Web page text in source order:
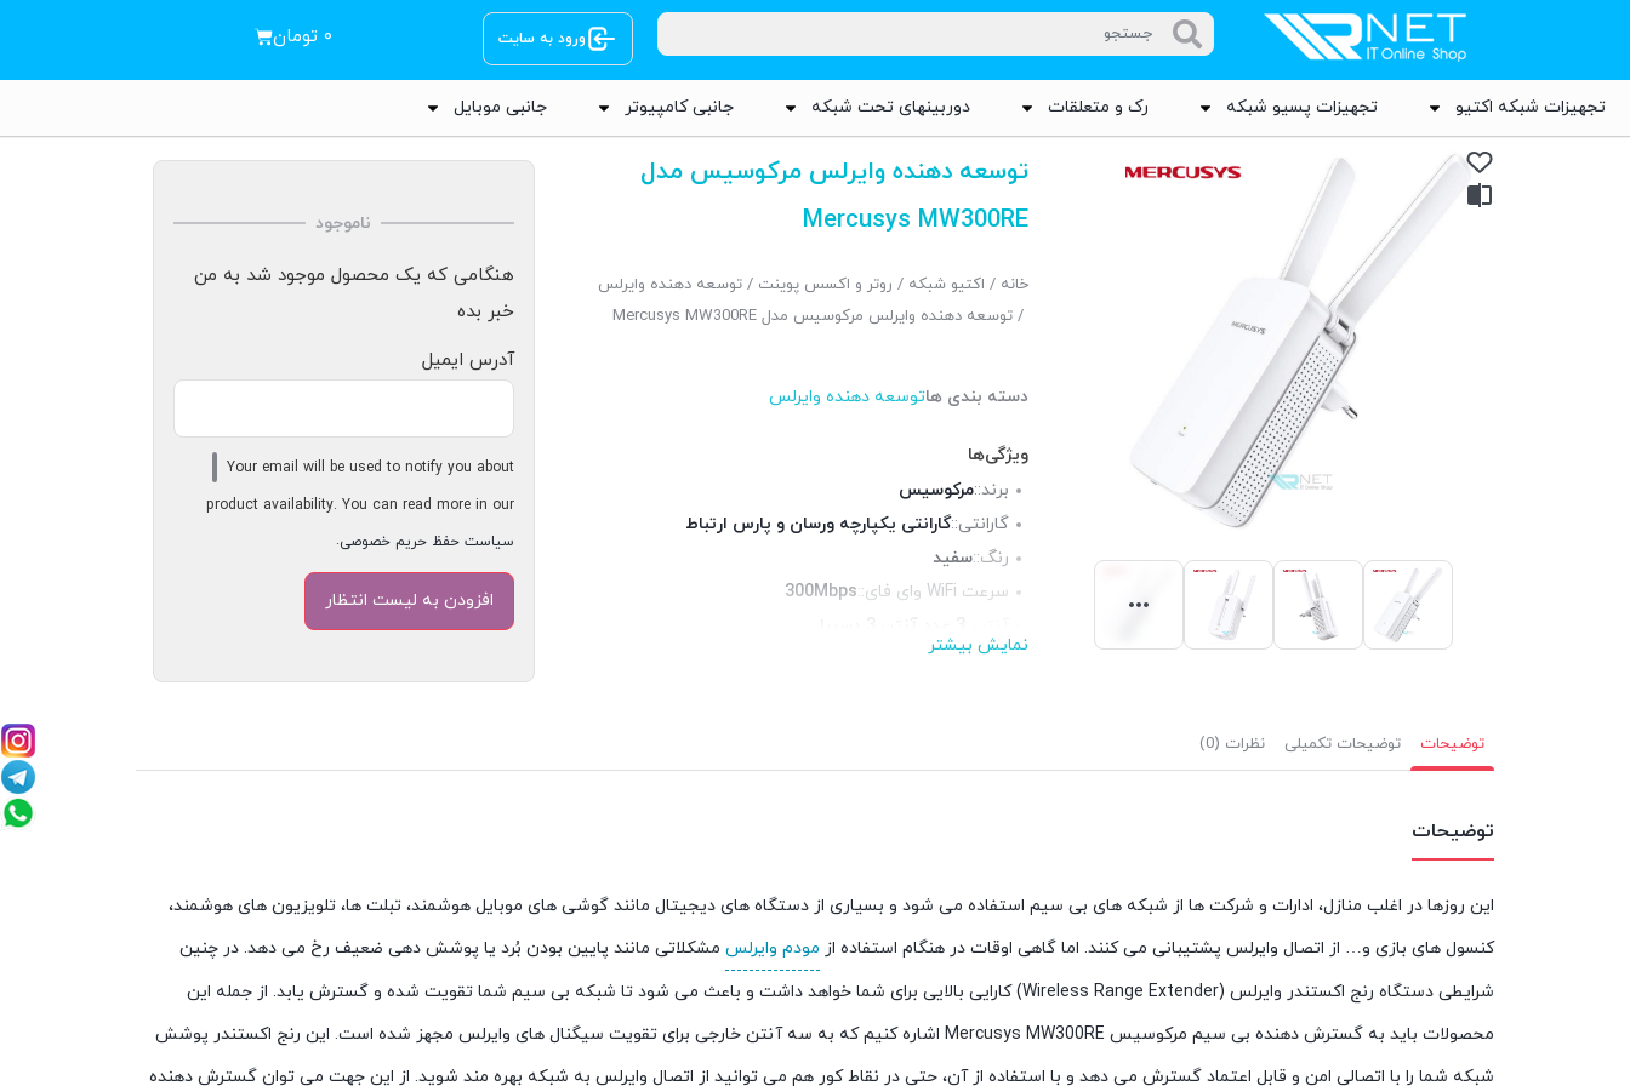
ورود به سایت ۰ تومان
تجهیزات شبکه اکتیو تجهیزات پسیو شبکه رک و متعلقات دوربینهای تحت شبکه جانبی کامپیوتر جانبی موبایل
توسعه دهنده وایرلس مرکوسیس مدل
Mercusys MW300RE
خانه / اکتیو شبکه / روتر و اکسس پوینت /توسعه دهنده وایرلس
/ توسعه دهنده وایرلس مرکوسیس مدل Mercusys MW300RE
دسته بندی هاتوسعه دهنده وایرلس
ویژگی‌ها
برند::مرکوسیس
گارانتی::گارانتی یکپارچه ورسان و پارس ارتباط
رنگ::سفید
سرعت WiFi وای فای::
300Mbps
استانداردها::
نمایش بیشتر
ناموجود
هنگامی که یک محصول موجود شد به من
خبر بده
آدرس ایمیل
Your email will be used to notify you about
product availability. You can read more in our
سیاست حفظ حریم خصوصی.
توضیحات توضیحات تکمیلی نظرات (0)
توضیحات
این روزها در اغلب منازل، ادارات و شرکت ها از شبکه های بی سیم استفاده می شود و بسیاری از دستگاه های دیجیتال مانند گوشی های موبایل هوشمند، تبلت ها، تلویزیون های هوشمند،
کنسول های بازی و… از اتصال وایرلس پشتیبانی می کنند. اما گاهی اوقات در هنگام استفاده از مودم وایرلس مشکلاتی مانند پایین بودن بُرد یا پوشش دهی ضعیف رخ می دهد. در چنین
شرایطی دستگاه رنج اکستندر وایرلس (Wireless Range Extender) کارایی بالایی برای شما خواهد داشت و باعث می شود تا شبکه بی سیم شما تقویت شده و گسترش یابد. از جمله این
محصولات باید به گسترش دهنده بی سیم مرکوسیس Mercusys MW300RE اشاره کنیم که به سه آنتن خارجی برای تقویت سیگنال های وایرلس مجهز شده است. این رنج اکستندر پوشش
شبکه شما را با اتصالی امن و قابل اعتماد گسترش می دهد و با استفاده از آن، حتی در نقاط کور هم می توانید از اتصال وایرلس به شبکه بهره مند شوید. از این جهت می توان گسترش دهنده